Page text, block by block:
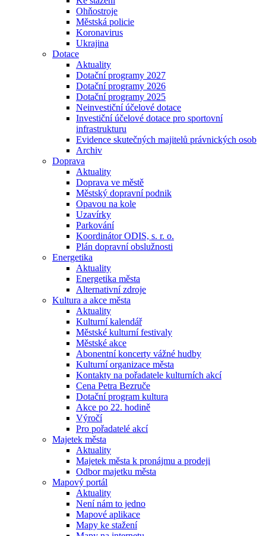
Ohňostroje
Městská policie
Koronavirus
Ukrajina
Dotace
Aktuality
Dotační programy 2027
Dotační programy 2026
Dotační programy 2025
Neinvestiční účelové dotace
Investiční účelové dotace pro sportovní
infrastrukturu
Evidence skutečných majitelů právnických osob
Archiv
Doprava
Aktuality
Doprava ve městě
Městský dopravní podnik
Opavou na kole
Uzavírky
Parkování
Koordinátor ODIS, s. r. o.
Plán dopravní obslužnosti
Energetika
Aktuality
Energetika města
Alternativní zdroje
Kultura a akce města
Aktuality
Kulturní kalendář
Městské kulturní festivaly
Městské akce
Abonentní koncerty vážné hudby
Kulturní organizace města
Kontakty na pořadatele kulturních akcí
Cena Petra Bezruče
Dotační program kultura
Akce po 22. hodině
Výročí
Pro pořadatelé akcí
Majetek města
Aktuality
Majetek města k pronájmu a prodeji
Odbor majetku města
Mapový portál
Aktuality
Není nám to jedno
Mapové aplikace
Mapy ke stažení